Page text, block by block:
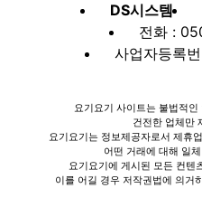
DS시스템
전화 :
사업자등록
요기요기 사이트는 불법적
건전한 업체만
요기요기는 정보제공자로서 제휴
어떤 거래에 대해 일
요기요기에 게시된 모든 컨텐
이를 어길 경우 저작권법에 의거